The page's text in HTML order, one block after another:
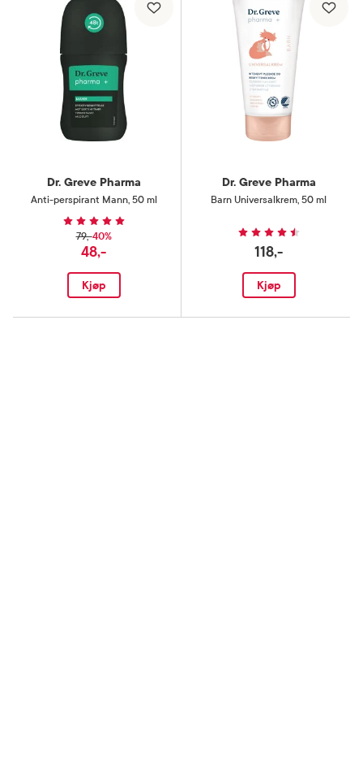
Dr. Greve Pharma
Anti-perspirant Mann, 50 ml
79,-40%
48,-
Kjøp
Dr. Greve Pharma
Barn Universalkrem, 50 ml
118,-
Kjøp